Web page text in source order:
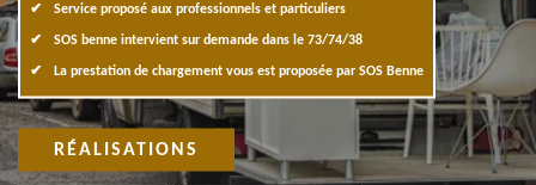
Service proposé aux professionnels et particuliers
SOS benne intervient sur demande dans le 73/74/38
La prestation de chargement vous est proposée par SOS Benne
RÉALISATIONS